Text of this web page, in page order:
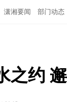
潇湘要闻 部门动态
之约